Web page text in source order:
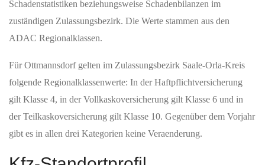
Schadenstatistiken beziehungsweise Schadenbilanzen im
zuständigen Zulassungsbezirk. Die Werte stammen aus den
ADAC Regionalklassen.
Für Ottmannsdorf gelten im Zulassungsbezirk Saale-Orla-Kreis
folgende Regionalklassenwerte: In der Haftpflichtversicherung
gilt Klasse 4, in der Vollkaskoversicherung gilt Klasse 6 und in
der Teilkaskoversicherung gilt Klasse 10. Gegenüber dem Vorjahr
gibt es in allen drei Kategorien keine Veraenderung.